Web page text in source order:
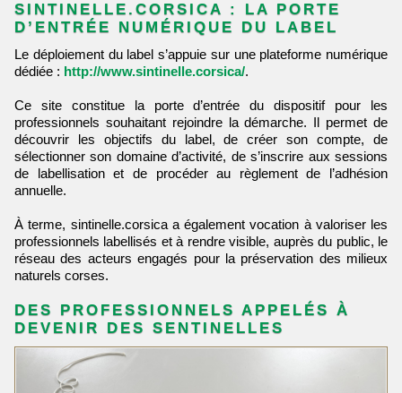
SINTINELLE.CORSICA : LA PORTE
D’ENTRÉE NUMÉRIQUE DU LABEL
Le déploiement du label s’appuie sur une plateforme numérique
dédiée : http://www.sintinelle.corsica/.
Ce site constitue la porte d’entrée du dispositif pour les
professionnels souhaitant rejoindre la démarche. Il permet de
découvrir les objectifs du label, de créer son compte, de
sélectionner son domaine d’activité, de s’inscrire aux sessions
de labellisation et de procéder au règlement de l’adhésion
annuelle.
À terme, sintinelle.corsica a également vocation à valoriser les
professionnels labellisés et à rendre visible, auprès du public, le
réseau des acteurs engagés pour la préservation des milieux
naturels corses.
DES PROFESSIONNELS APPELÉS À
DEVENIR DES SENTINELLES